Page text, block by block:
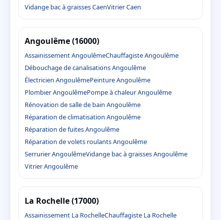
Vidange bac à graisses CaenVitrier Caen
Angoulême (16000)
Assainissement AngoulêmeChauffagiste Angoulême
Débouchage de canalisations Angoulême
Électricien AngoulêmePeinture Angoulême
Plombier AngoulêmePompe à chaleur Angoulême
Rénovation de salle de bain Angoulême
Réparation de climatisation Angoulême
Réparation de fuites Angoulême
Réparation de volets roulants Angoulême
Serrurier AngoulêmeVidange bac à graisses Angoulême
Vitrier Angoulême
La Rochelle (17000)
Assainissement La RochelleChauffagiste La Rochelle